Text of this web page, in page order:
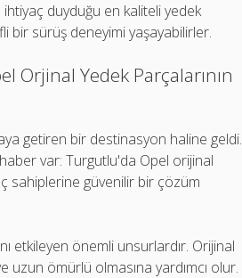
duyduğu en kaliteli yedek
bir sürüş deneyimi yaşayabilirler.
Orjinal Yedek Parçalarının
getiren bir destinasyon haline geldi.
var: Turgutlu'da Opel orijinal
sahiplerine güvenilir bir çözüm
etkileyen önemli unsurlardır. Orijinal
uzun ömürlü olmasına yardımcı olur.